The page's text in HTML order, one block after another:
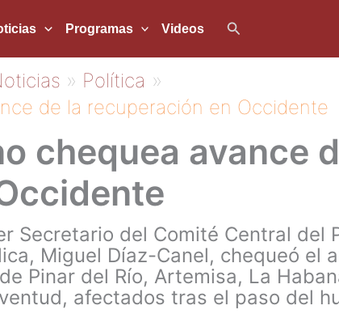
Programas Videos Buscar
Política
de la recuperación en Occidente
chequea avance
Secretario del Comité Central del
Miguel Díaz-Canel, chequeó el
Pinar del Río, Artemisa, La
afectados tras el paso del